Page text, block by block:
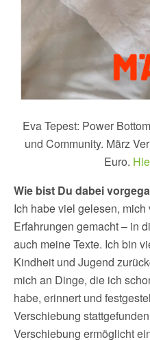
Eva Tepest: Power
und Community. März
Euro.
Wie bist Du dabei
Ich habe viel gelesen,
Erfahrungen gemacht – in
auch meine Texte. Ich bin
Kindheit und Jugend
mich an Dinge, die ich
habe, erinnert und
Verschiebung
Verschiebung ermöglicht